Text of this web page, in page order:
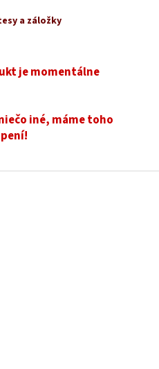
a záložky
je momentálne
iné, máme toho